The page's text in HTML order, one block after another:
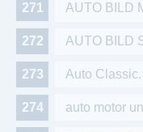
AUTO BILD
AUTO BILD
Auto Classic.
auto motor